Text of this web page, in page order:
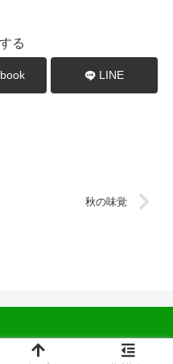
る
LINE
秋の味覚
長ブログ.